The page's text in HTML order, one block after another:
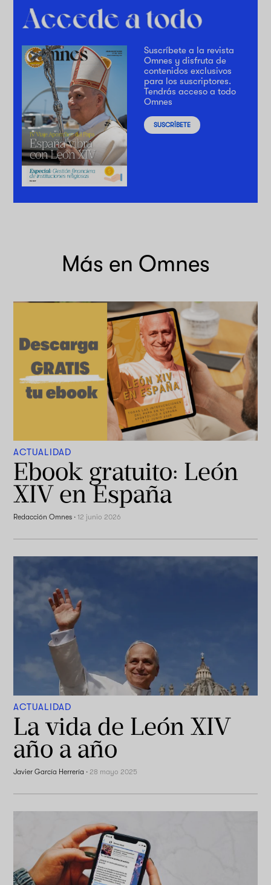
Suscríbete a la revista
Omnes y disfruta de
contenidos exclusivos
para los suscriptores.
Tendrás acceso a todo
Omnes
SUSCRÍBETE
Más en Omnes
ACTUALIDAD
Ebook gratuito: León
XIV en España
Redacción Omnes ·12 junio 2026
ACTUALIDAD
La vida de León XIV
año a año
Javier García Herrería · 28 mayo 2025